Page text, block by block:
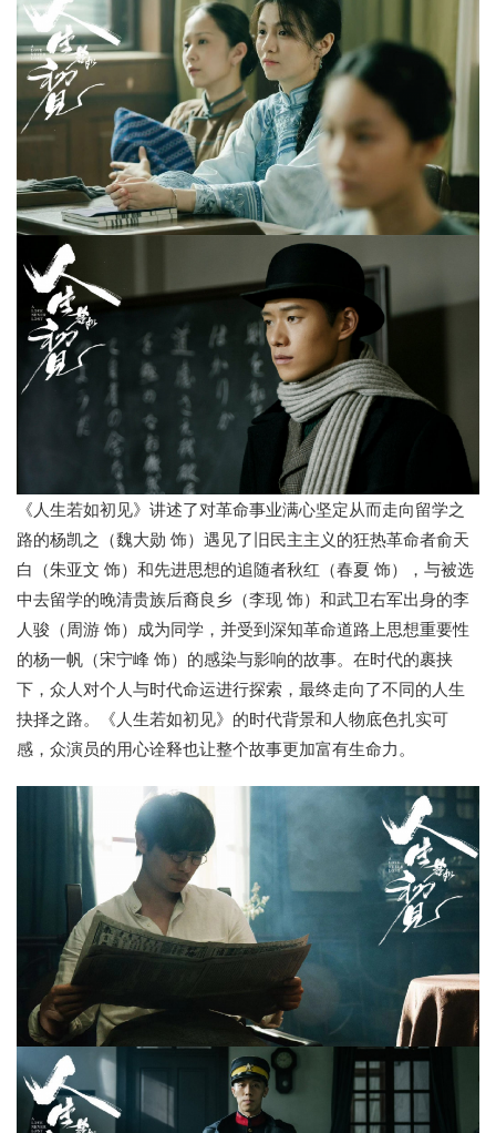
《人生若如初见》讲述了对革命事业满心坚定从而走向留学之
路的杨凯之（魏大勋 饰）遇见了旧民主主义的狂热革命者俞天
白（朱亚文 饰）和先进思想的追随者秋红（春夏 饰），与被选
中去留学的晚清贵族后裔良乡（李现 饰）和武卫右军出身的李
人骏（周游 饰）成为同学，并受到深知革命道路上思想重要性
的杨一帆（宋宁峰 饰）的感染与影响的故事。在时代的裹挟
下，众人对个人与时代命运进行探索，最终走向了不同的人生
抉择之路。《人生若如初见》的时代背景和人物底色扎实可
感，众演员的用心诠释也让整个故事更加富有生命力。